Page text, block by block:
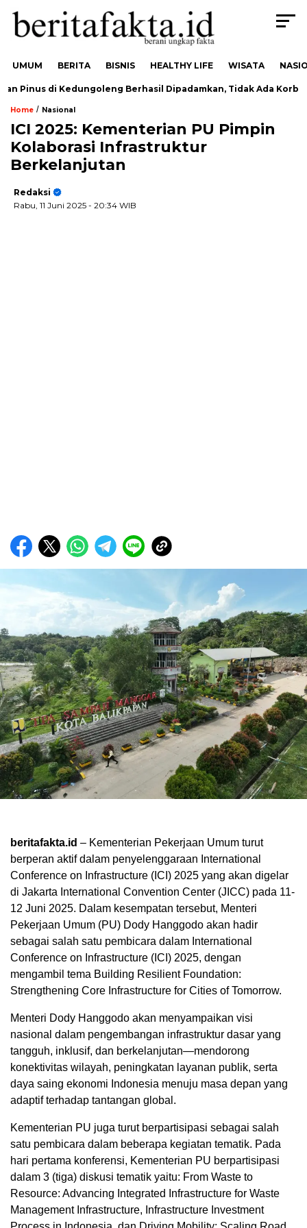
UMUM BERITA BISNIS HEALTHY LIFE WISATA
di Kedungoleng Berhasil Dipadamkan, Tidak Ada Korban
Home / Nasional
ICI 2025: Kementerian PU Pimpin
Kolaborasi Infrastruktur
Berkelanjutan
Redaksi
Rabu, 11 Juni 2025 - 20:34 WIB
beritafakta.id – Kementerian Pekerjaan Umum turut
berperan aktif dalam penyelenggaraan International
Conference on Infrastructure (ICI) 2025 yang akan digelar
di Jakarta International Convention Center (JICC) pada 11-
12 Juni 2025. Dalam kesempatan tersebut, Menteri
Pekerjaan Umum (PU) Dody Hanggodo akan hadir
sebagai salah satu pembicara dalam International
Conference on Infrastructure (ICI) 2025, dengan
mengambil tema Building Resilient Foundation:
Strengthening Core Infrastructure for Cities of Tomorrow.
Menteri Dody Hanggodo akan menyampaikan visi
nasional dalam pengembangan infrastruktur dasar yang
tangguh, inklusif, dan berkelanjutan—mendorong
konektivitas wilayah, peningkatan layanan publik, serta
daya saing ekonomi Indonesia menuju masa depan yang
adaptif terhadap tantangan global.
Kementerian PU juga turut berpartisipasi sebagai salah
satu pembicara dalam beberapa kegiatan tematik. Pada
hari pertama konferensi, Kementerian PU berpartisipasi
dalam 3 (tiga) diskusi tematik yaitu: From Waste to
Resource: Advancing Integrated Infrastructure for Waste
Management Infrastructure, Infrastructure Investment